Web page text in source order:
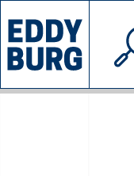
INIZIATIVE
©